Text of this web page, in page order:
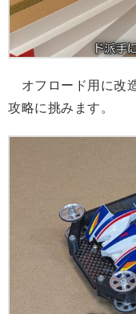
オフロード用に改
攻略に挑みます。